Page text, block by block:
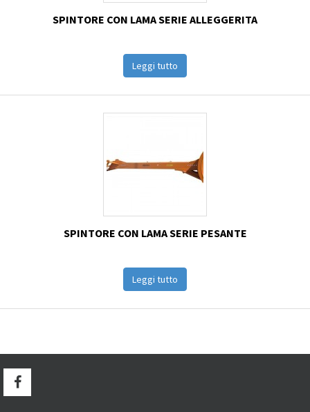
SPINTORE CON LAMA SERIE ALLEGGERITA
Leggi tutto
SPINTORE CON LAMA SERIE PESANTE
Leggi tutto